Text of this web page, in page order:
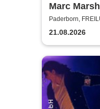
Marc
die berührt
Paderborn,
21.08.2026